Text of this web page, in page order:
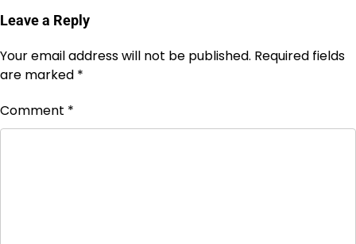
Leave a Reply
Your email address will not be published. Required fields
are marked *
Comment *